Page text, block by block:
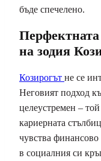
бъде спечелено.
на зодия
Козирогът не се
Неговият подход
целеустремен –
кариерната
чувства финансово
в социалния си